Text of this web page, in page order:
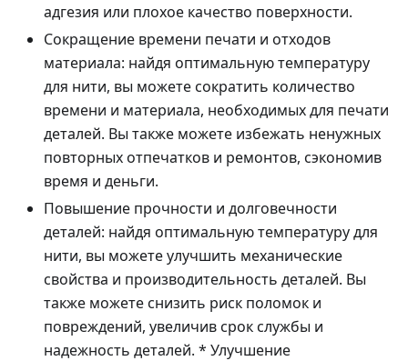
адгезия или плохое качество поверхности.
Сокращение времени печати и отходов
материала: найдя оптимальную температуру
для нити, вы можете сократить количество
времени и материала, необходимых для печати
деталей. Вы также можете избежать ненужных
повторных отпечатков и ремонтов, сэкономив
время и деньги.
Повышение прочности и долговечности
деталей: найдя оптимальную температуру для
нити, вы можете улучшить механические
свойства и производительность деталей. Вы
также можете снизить риск поломок и
повреждений, увеличив срок службы и
надежность деталей. * Улучшение